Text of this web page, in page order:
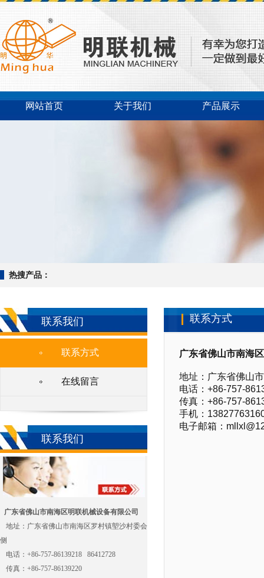
网站首页 关于我们 产品展示
热搜产品：
联系我们
联系方式
在线留言
联系我们
广东省佛山市南海区明联机械设备有限公司
地址：广东省佛山市南海区罗村镇塱沙村委会
侧
电话：+86-757-86139218 86412728
传真：+86-757-86139220
联系方式
广东省佛山市南海
地址：广东省佛山
电话：+86-757-
传真：+86-757-
手机：
电子邮箱：